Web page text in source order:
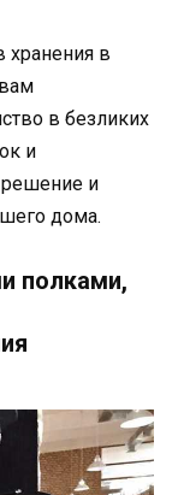
хранения в
в безликих
и
и
дома.
полками,